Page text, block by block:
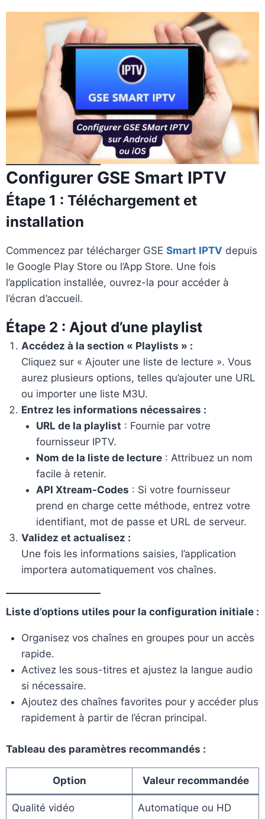
Configurer GSE Smart IPTV
Étape 1 : Téléchargement et
installation
Commencez par télécharger GSE Smart IPTV depuis
le Google Play Store ou l’App Store. Une fois
l’application installée, ouvrez-la pour accéder à
l’écran d’accueil.
Étape 2 : Ajout d’une playlist
Accédez à la section « Playlists » :
Cliquez sur « Ajouter une liste de lecture ». Vous
aurez plusieurs options, telles qu’ajouter une URL
ou importer une liste M3U.
Entrez les informations nécessaires :
URL de la playlist : Fournie par votre
fournisseur IPTV.
Nom de la liste de lecture : Attribuez un nom
facile à retenir.
API Xtream-Codes : Si votre fournisseur
prend en charge cette méthode, entrez votre
identifiant, mot de passe et URL de serveur.
Validez et actualisez :
Une fois les informations saisies, l’application
importera automatiquement vos chaînes.
Liste d’options utiles pour la configuration initiale :
Organisez vos chaînes en groupes pour un accès
rapide.
Activez les sous-titres et ajustez la langue audio
si nécessaire.
Ajoutez des chaînes favorites pour y accéder plus
rapidement à partir de l’écran principal.
Tableau des paramètres recommandés :
Option Valeur recommandée
Qualité vidéo Automatique ou HD